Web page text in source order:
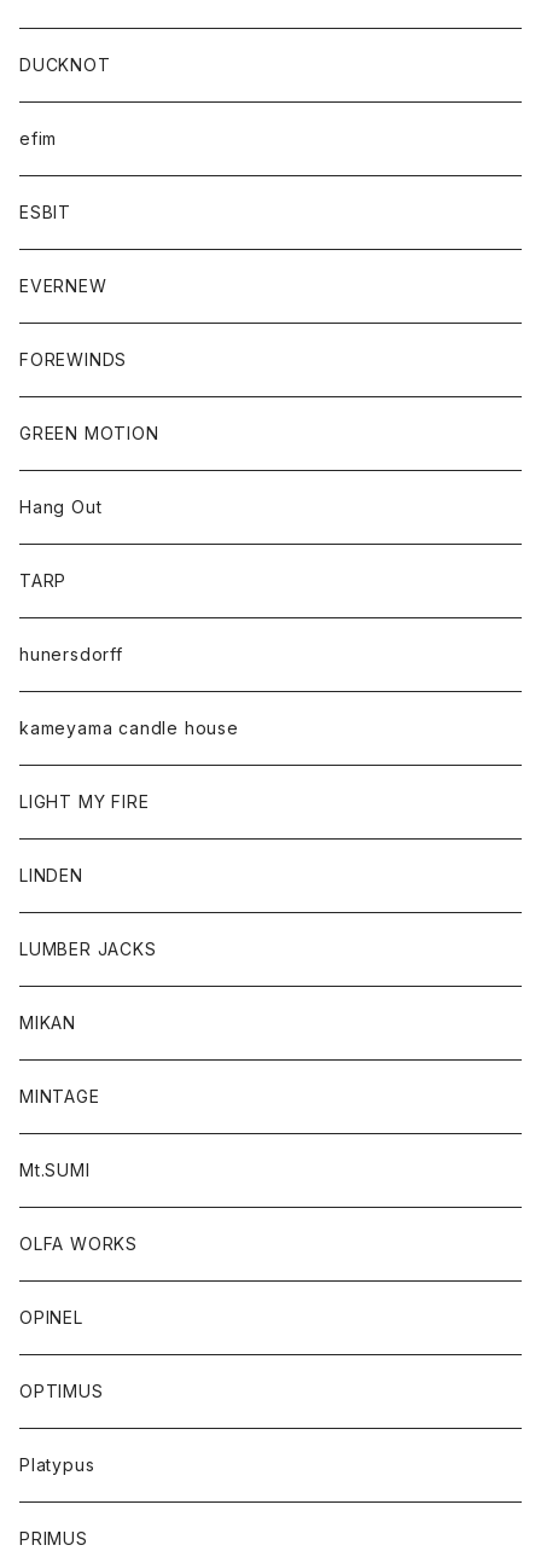
DUCKNOT
efim
ESBIT
EVERNEW
FOREWINDS
GREEN MOTION
Hang Out
TARP
hunersdorff
kameyama candle house
LIGHT MY FIRE
LINDEN
LUMBER JACKS
MIKAN
MINTAGE
Mt.SUMI
OLFA WORKS
OPINEL
OPTIMUS
Platypus
PRIMUS